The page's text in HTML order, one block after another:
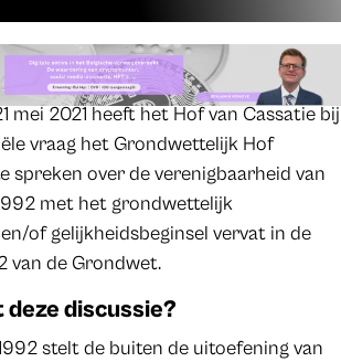
mei 2021 heeft het Hof van Cassatie bij
vraag het Grondwettelijk Hof
spreken over de verenigbaarheid van
met het grondwettelijk
of gelijkheidsbeginsel vervat in de
van de Grondwet.
discussie?
stelt de buiten de uitoefening van